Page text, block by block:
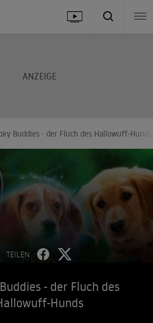
Buddies - der Fluch des Hallowuff-Hunds
TEILEN
- der Fluch des
Hunds